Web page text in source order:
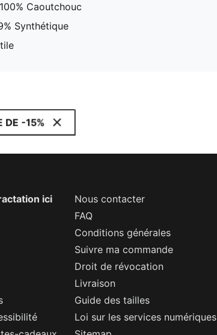
Caoutchouc
Synthétique
DE -15%
ici
Nous contacter
FAQ
Conditions générales
Suivre ma commande
Droit de révocation
Livraison
Guide des tailles
Loi sur les services numériques